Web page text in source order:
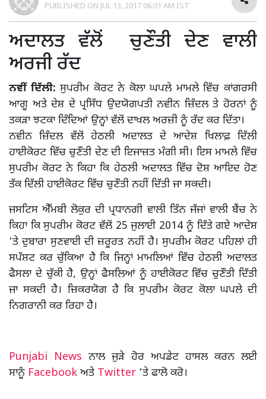
PUBLISHED ON JUL 13, 2017 06:01 AM IST
ਅਦਾਲਤ ਵੱਲੋਂ ਚੁਣੌਤੀ ਦੇਣ ਵਾਲੀ
ਅਰਜੀ ਰੱਦ
ਨਵੀਂ ਦਿੱਲੀ: ਸੁਪਰੀਮ ਕੋਰਟ ਨੇ ਕੋਲਾ ਘਪਲੇ ਮਾਮਲੇ ਵਿੱਚ ਕਾਂਗਰਸੀ
ਆਗੂ ਅਤੇ ਦੇਸ਼ ਦੇ ਪ੍ਰਸਿੱਧ ਉਦਯੋਗਪਤੀ ਨਵੀਨ ਜ਼ਿੰਦਲ ਤੇ ਹੋਰਨਾਂ ਨੂੰ
ਤਕੜਾ ਝਟਕਾ ਦਿੰਦਿਆਂ ਉਨ੍ਹਾਂ ਵੱਲੋਂ ਦਾਖਲ ਅਰਜ਼ੀ ਨੂੰ ਰੱਦ ਕਰ ਦਿੱਤਾ।
ਨਵੀਨ ਜ਼ਿੰਦਲ ਵੱਲੋਂ ਹੇਠਲੀ ਅਦਾਲਤ ਦੇ ਆਦੇਸ਼ ਖਿਲਾਫ਼ ਦਿੱਲੀ
ਹਾਈਕੋਰਟ ਵਿੱਚ ਚੁਣੌਤੀ ਦੇਣ ਦੀ ਇਜਾਜ਼ਤ ਮੰਗੀ ਸੀ। ਇਸ ਮਾਮਲੇ ਵਿੱਚ
ਸੁਪਰੀਮ ਕੋਰਟ ਨੇ ਕਿਹਾ ਕਿ ਹੇਠਲੀ ਅਦਾਲਤ ਵਿੱਚ ਦੋਸ਼ ਆਇਦ ਹੋਣ
ਤੱਕ ਦਿੱਲੀ ਹਾਈਕੋਰਟ ਵਿੱਚ ਚੁਣੌਤੀ ਨਹੀਂ ਦਿੱਤੀ ਜਾ ਸਕਦੀ।
ਜਸਟਿਸ ਐੱਮਬੀ ਲੋਕੁਰ ਦੀ ਪ੍ਰਧਾਨਗੀ ਵਾਲੀ ਤਿੰਨ ਜੱਜਾਂ ਵਾਲੀ ਬੈਂਚ ਨੇ
ਕਿਹਾ ਕਿ ਸੁਪਰੀਮ ਕੋਰਟ ਵੱਲੋਂ 25 ਜੁਲਾਈ 2014 ਨੂੰ ਦਿੱਤੇ ਗਏ ਆਦੇਸ਼
‘ਤੇ ਦੁਬਾਰਾ ਸੁਣਵਾਈ ਦੀ ਜ਼ਰੂਰਤ ਨਹੀਂ ਹੈ। ਸੁਪਰੀਮ ਕੋਰਟ ਪਹਿਲਾਂ ਹੀ
ਸਪੱਸ਼ਟ ਕਰ ਚੁੱਕਿਆ ਹੈ ਕਿ ਜਿਨ੍ਹਾਂ ਮਾਮਲਿਆਂ ਵਿੱਚ ਹੇਠਲੀ ਅਦਾਲਤ
ਫੈਸਲਾ ਦੇ ਚੁੱਕੀ ਹੈ, ਉਨ੍ਹਾਂ ਫੈਸਲਿਆਂ ਨੂੰ ਹਾਈਕੋਰਟ ਵਿੱਚ ਚੁਣੌਤੀ ਦਿੱਤੀ
ਜਾ ਸਕਦੀ ਹੈ। ਜ਼ਿਕਰਯੋਗ ਹੈ ਕਿ ਸੁਪਰੀਮ ਕੋਰਟ ਕੋਲਾ ਘਪਲੇ ਦੀ
ਨਿਗਰਾਨੀ ਕਰ ਰਿਹਾ ਹੈ।
Punjabi News ਨਾਲ ਜੁੜੇ ਹੋਰ ਅਪਡੇਟ ਹਾਸਲ ਕਰਨ ਲਈ
ਸਾਨੂੰ Facebook ਅਤੇ Twitter ‘ਤੇ ਫਾਲੋ ਕਰੋ।